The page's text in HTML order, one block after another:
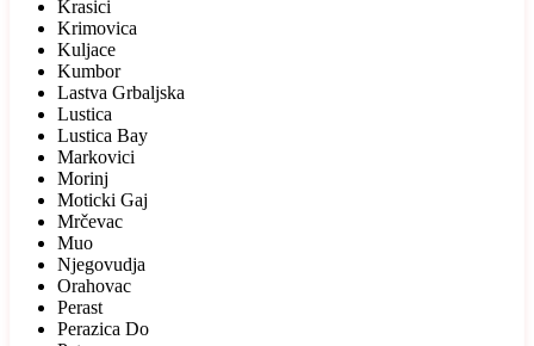
Krasici
Krimovica
Kuljace
Kumbor
Lastva Grbaljska
Lustica
Lustica Bay
Markovici
Morinj
Moticki Gaj
Mrčevac
Muo
Njegovudja
Orahovac
Perast
Perazica Do